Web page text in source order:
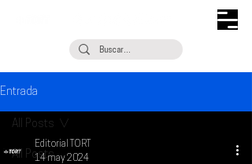
Entrada
All Posts
All Posts
Editorial TORT
14 may 2024